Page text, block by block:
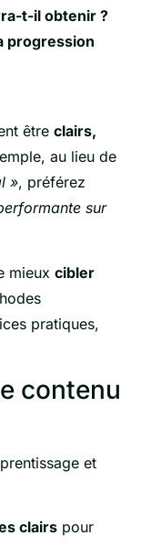
t-il obtenir ?
progression
être clairs,
au lieu de
», préférez
sur
mieux cibler
pratiques,
contenu
et
clairs pour